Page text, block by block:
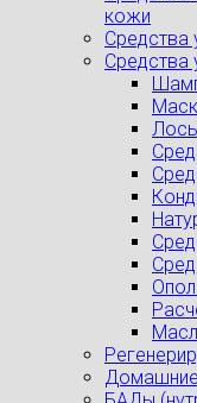
кожи
Средства
Средства